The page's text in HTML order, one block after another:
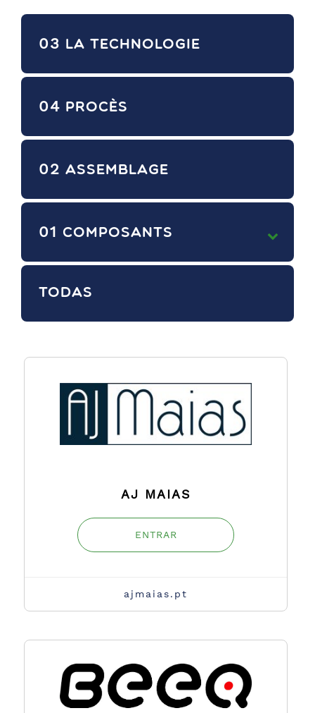
03 LA TECHNOLOGIE
04 PROCÈS
02 ASSEMBLAGE
01 COMPOSANTS
TODAS
AJ MAIAS
ENTRAR
ajmaias.pt